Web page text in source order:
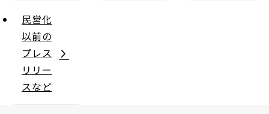
民営化
以前の
プレス
リリー
スなど